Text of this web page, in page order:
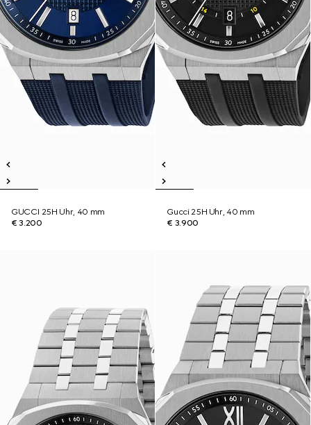
GUCCI 25H Uhr, 40 mm
€ 3.200
Gucci 25H Uhr, 40 mm
€ 3.900